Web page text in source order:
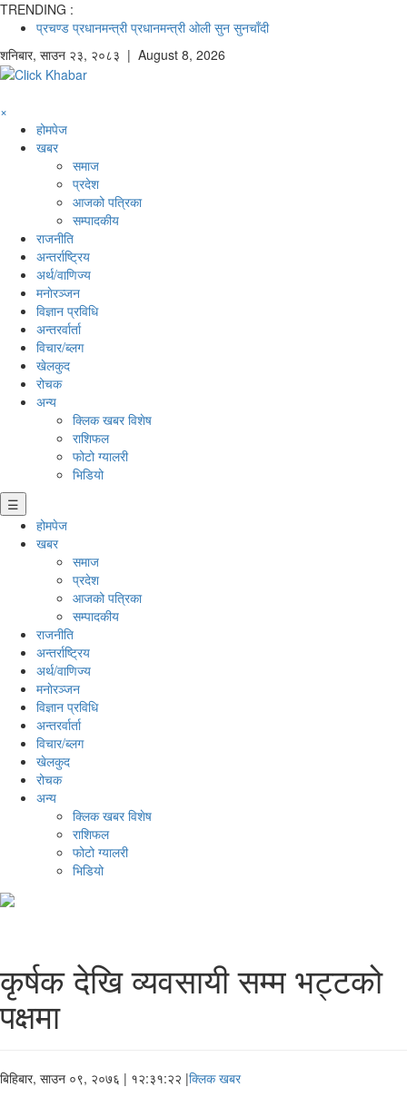
TRENDING :
प्रचण्ड प्रधानमन्त्री प्रधानमन्त्री ओली सुन सुनचाँदी
शनिबार, साउन २३, २०८३ | August 8, 2026
×
होमपेज
खबर
समाज
प्रदेश
आजको पत्रिका
सम्पादकीय
राजनीति
अन्तर्राष्ट्रिय
अर्थ/वाणिज्य
मनाेरञ्जन
विज्ञान प्रविधि
अन्तरर्वार्ता
विचार/ब्लग
खेलकुद
रोचक
अन्य
क्लिक खबर विशेष
राशिफल
फोटो ग्यालरी
भिडियो
☰
होमपेज
खबर
समाज
प्रदेश
आजको पत्रिका
सम्पादकीय
राजनीति
अन्तर्राष्ट्रिय
अर्थ/वाणिज्य
मनाेरञ्जन
विज्ञान प्रविधि
अन्तरर्वार्ता
विचार/ब्लग
खेलकुद
रोचक
अन्य
क्लिक खबर विशेष
राशिफल
फोटो ग्यालरी
भिडियो
कृर्षक देखि व्यवसायी सम्म भट्टको
पक्षमा
बिहिबार, साउन ०९, २०७६ | १२:३१:२२ |क्लिक खबर